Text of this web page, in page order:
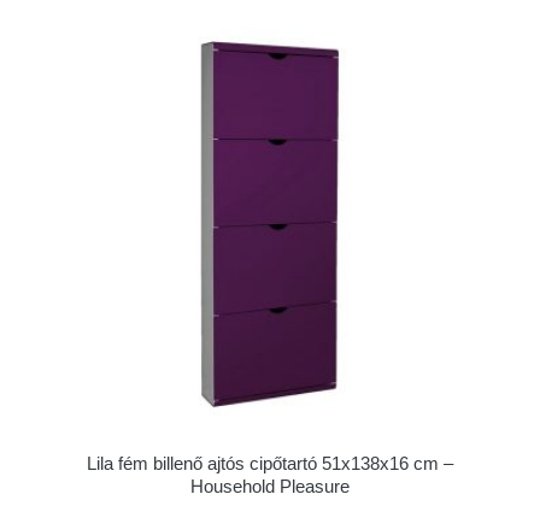
Lila fém billenő ajtós cipőtartó 51x138x16 cm –
Household Pleasure